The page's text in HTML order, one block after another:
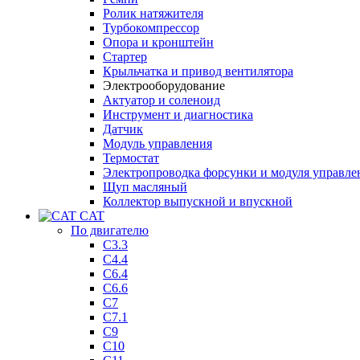
Ролик натяжителя
Турбокомпрессор
Опора и кронштейн
Стартер
Крыльчатка и привод вентилятора
Электрооборудование
Актуатор и соленоид
Инструмент и диагностика
Датчик
Модуль управления
Термостат
Электропроводка форсунки и модуля
Щуп масляный
Коллектор выпускной и впускной
CAT
По двигателю
C3.3
C4.4
C6.4
C6.6
C7
C7.1
C9
C10